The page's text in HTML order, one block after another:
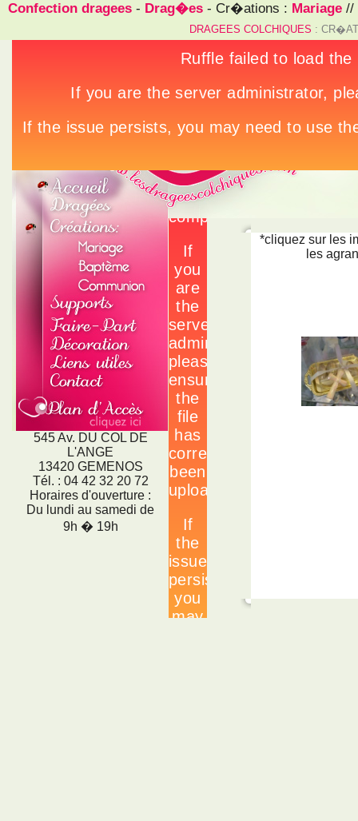
Confection dragees - Drag�es - Cr�ations : Mariage //
DRAGEES COLCHIQUES :
545 Av. DU COL DE
L'ANGE
13420 GEMENOS
Tél. : 04 42 32 20 72
Horaires d'ouverture :
Du lundi au samedi de
9h � 19h
*cliquez sur les
les